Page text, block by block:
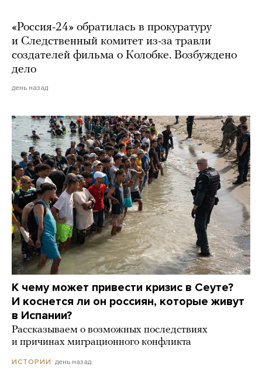
«Россия-24» обратилась в прокуратуру
и Следственный комитет из-за травли
создателей фильма о Колобке. Возбуждено
дело
день назад
К чему может привести кризис в Сеуте?
И коснется ли он россиян, которые живут
в Испании?
Рассказываем о возможных последствиях
и причинах миграционного конфликта
ИСТОРИИ день назад